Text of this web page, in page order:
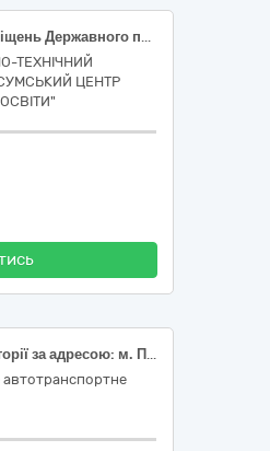
послуги з охорони приміщень Державного професійно-технічного навчального закладу «Сумський центр професійно-технічної освіти»
ТЕХНІЧНИЙ
ЦЕНТР
Послуги з охорони території за адресою: м. Полтава, вул. Полтавського Полку, 17А, за кодом ДК 021:2015: 79710000-4 «Охоронні послуги»